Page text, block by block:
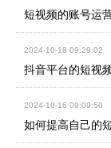
短视频的账号运
2024-10-18 09:29:02
抖音平台的短视
2024-10-16 09:09:50
如何提高自己的